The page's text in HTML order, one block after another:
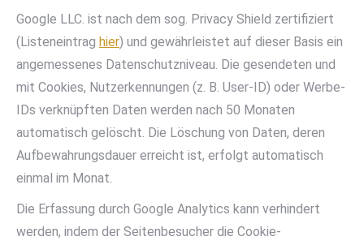
Google LLC. ist nach dem sog. Privacy Shield zertifiziert
(Listeneintrag hier) und gewährleistet auf dieser Basis ein
angemessenes Datenschutzniveau. Die gesendeten und
mit Cookies, Nutzerkennungen (z. B. User-ID) oder Werbe-
IDs verknüpften Daten werden nach 50 Monaten
automatisch gelöscht. Die Löschung von Daten, deren
Aufbewahrungsdauer erreicht ist, erfolgt automatisch
einmal im Monat.
Die Erfassung durch Google Analytics kann verhindert
werden, indem der Seitenbesucher die Cookie-